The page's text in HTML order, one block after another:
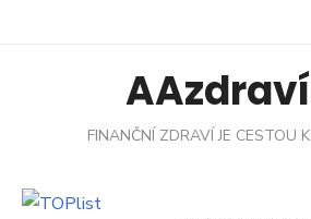
FINANČNÍ ZDRAVÍ JE CESTOU